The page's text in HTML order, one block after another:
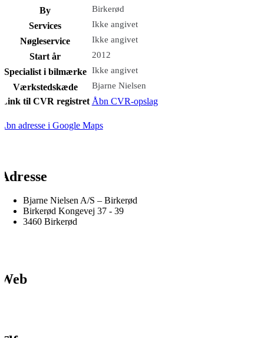
By Birkerød
Services Ikke angivet
Nøgleservice Ikke angivet
Start år 2012
Specialist i bilmærke Ikke angivet
Værkstedskæde Bjarne Nielsen
Link til CVR registret Åbn CVR-opslag
adresse i Google Maps
Bjarne Nielsen A/S – Birkerød
Birkerød Kongevej 37 - 39
3460 Birkerød